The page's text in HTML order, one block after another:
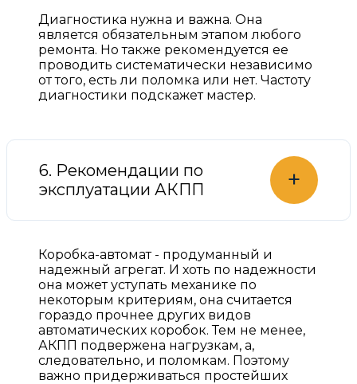
Диагностика нужна и важна. Она
является обязательным этапом любого
ремонта. Но также рекомендуется ее
проводить систематически независимо
от того, есть ли поломка или нет. Частоту
диагностики подскажет мастер.
6. Рекомендации по
эксплуатации АКПП
+
Коробка-автомат - продуманный и
надежный агрегат. И хоть по надежности
она может уступать механике по
некоторым критериям, она считается
гораздо прочнее других видов
автоматических коробок. Тем не менее,
АКПП подвержена нагрузкам, а,
следовательно, и поломкам. Поэтому
важно придерживаться простейших